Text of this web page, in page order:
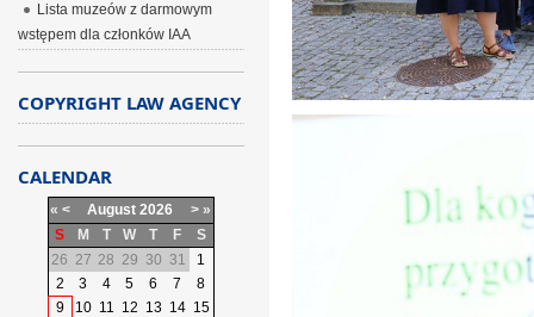
Lista muzeów z darmowym
wstępem dla członków IAA
COPYRIGHT LAW AGENCY
CALENDAR
« < August 2026 > »
S
M T W T F
S
26 27 28 29 30 31
1
2
3 4 5 6 7
8
9
10 11 12 13 14 15